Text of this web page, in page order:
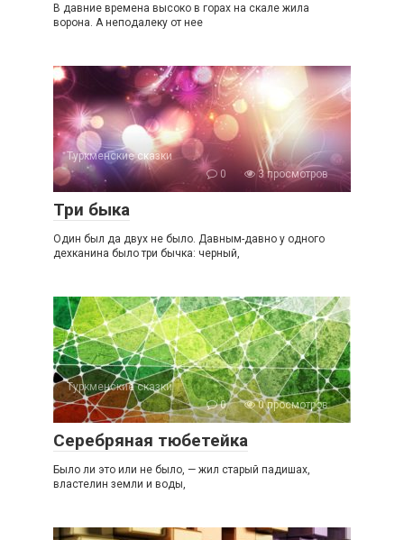
В давние времена высоко в горах на скале жила
ворона. А неподалеку от нее
Туркменские сказки
0
3 просмотров
Три быка
Один был да двух не было. Давным-давно у одного
дехканина было три бычка: черный,
Туркменские сказки
0
0 просмотров
Серебряная тюбетейка
Было ли это или не было, — жил старый падишах,
властелин земли и воды,